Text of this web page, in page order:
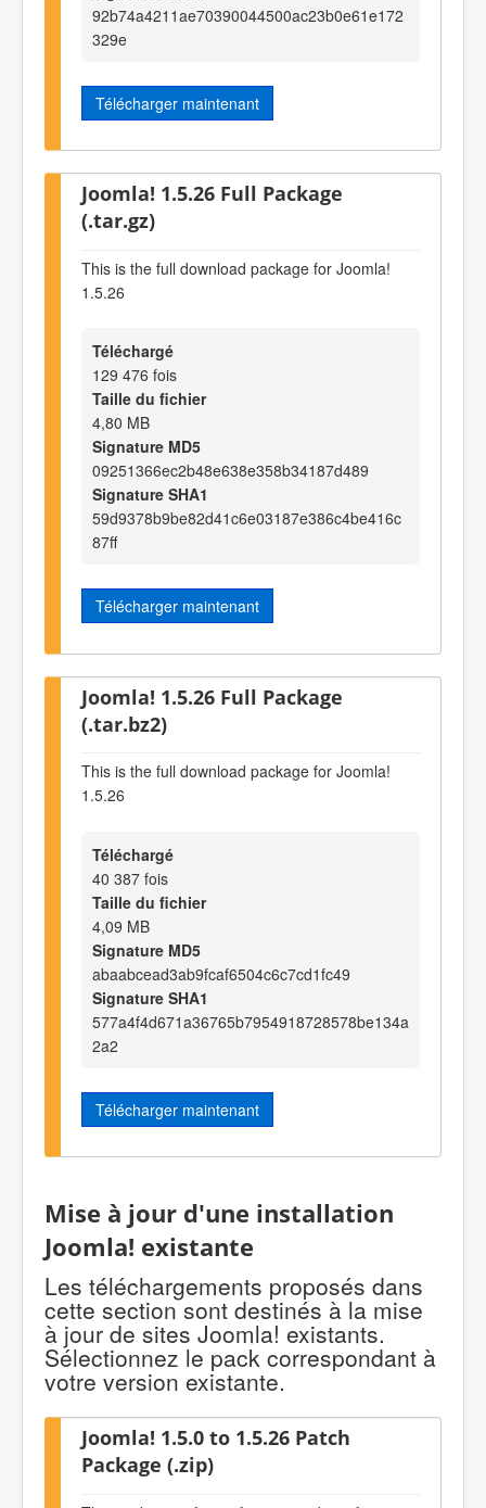
92b74a4211ae70390044500ac23b0e61e172
329e
Télécharger maintenant
Joomla! 1.5.26 Full Package
(.tar.gz)
This is the full download package for Joomla!
1.5.26
Téléchargé
129 476 fois
Taille du fichier
4,80 MB
Signature MD5
09251366ec2b48e638e358b34187d489
Signature SHA1
59d9378b9be82d41c6e03187e386c4be416c
87ff
Télécharger maintenant
Joomla! 1.5.26 Full Package
(.tar.bz2)
This is the full download package for Joomla!
1.5.26
Téléchargé
40 387 fois
Taille du fichier
4,09 MB
Signature MD5
abaabcead3ab9fcaf6504c6c7cd1fc49
Signature SHA1
577a4f4d671a36765b7954918728578be134a
2a2
Télécharger maintenant
Mise à jour d'une installation
Joomla! existante
Les téléchargements proposés dans
cette section sont destinés à la mise
à jour de sites Joomla! existants.
Sélectionnez le pack correspondant à
votre version existante.
Joomla! 1.5.0 to 1.5.26 Patch
Package (.zip)